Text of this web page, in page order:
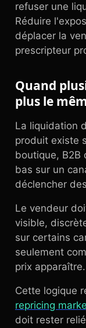
refuser une
Réduire
déplacer la
prescripteur
Quand
plus le
La liquidation
produit existe
boutique, B2B
bas sur un
déclencher
Le vendeur
visible,
sur certains
seulement
prix apparaître.
Cette logique
repricing
doit rester